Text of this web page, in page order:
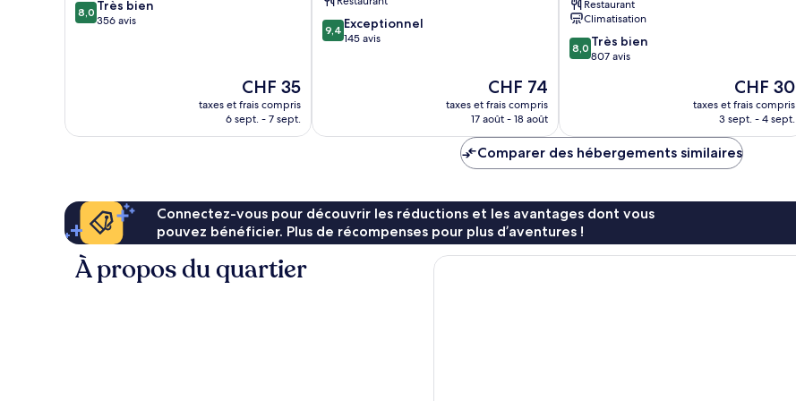
8.0
sur
8,0 Très bien
356 avis
Le
nouveau
prix
CHF 35
taxes et frais compris
6 sept. - 7 sept.
Tun
Razak
9.4
sur
9,4 Exceptionnel
145 avis
Le
nouveau
prix
de
CHF 74
CHF 74
taxes et frais compris
17 août - 18 août
Abdul
Rahman
North
Chow
Restaurant
Climatisation
8.0
sur
8,0 Très bien
807 avis
Le
nouveau
prix
de
CHF 30
CHF 30
taxes et frais compris
3 sept. - 4 sept.
Comparer des hébergements similaires
Connectez-vous pour découvrir les réductions et les avantages dont vous
pouvez bénéficier. Plus de récompenses pour plus d’aventures !
À propos du quartier